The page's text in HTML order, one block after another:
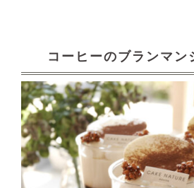
コーヒーのブランマン